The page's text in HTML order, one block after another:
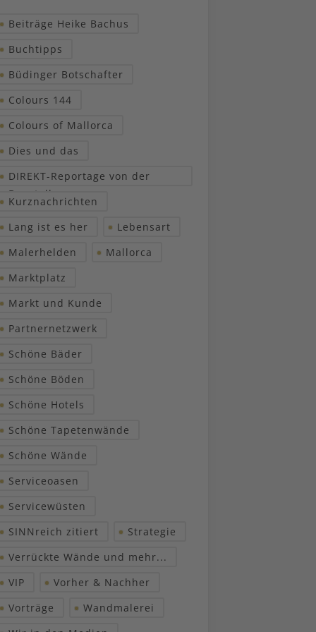
Beiträge Heike Bachus
Buchtipps
Büdinger Botschafter
Colours 144
Colours of Mallorca
Dies und das
DIREKT-Reportage von der
Baustelle
Kurznachrichten
Lang ist es her
Lebensart
Malerhelden
Mallorca
Marktplatz
Markt und Kunde
Partnernetzwerk
Schöne Bäder
Schöne Böden
Schöne Hotels
Schöne Tapetenwände
Schöne Wände
Serviceoasen
Servicewüsten
SINNreich zitiert
Strategie
Verrückte Wände und mehr...
VIP
Vorher & Nachher
Vorträge
Wandmalerei